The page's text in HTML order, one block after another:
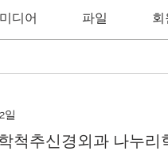
미디어 파일 회
일
척추신경외과 나누리